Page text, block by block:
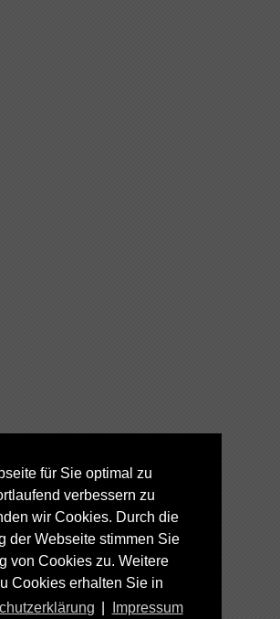
für Sie optimal zu
verbessern zu
wir Cookies. Durch die
der Webseite stimmen Sie
von Cookies zu. Weitere
Cookies erhalten Sie in
Impressum